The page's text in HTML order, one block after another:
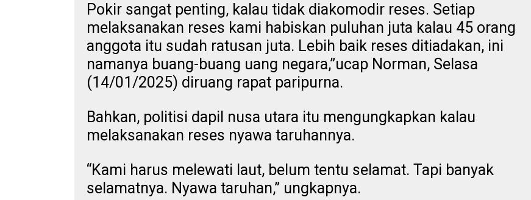
Pokir sangat penting, kalau tidak diakomodir reses. Setiap
melaksanakan reses kami habiskan puluhan juta kalau 45 orang
anggota itu sudah ratusan juta. Lebih baik reses ditiadakan, ini
namanya buang-buang uang negara,”ucap Norman, Selasa
(14/01/2025) diruang rapat paripurna.
Bahkan, politisi dapil nusa utara itu mengungkapkan kalau
melaksanakan reses nyawa taruhannya.
“Kami harus melewati laut, belum tentu selamat. Tapi banyak
selamatnya. Nyawa taruhan,” ungkapnya.